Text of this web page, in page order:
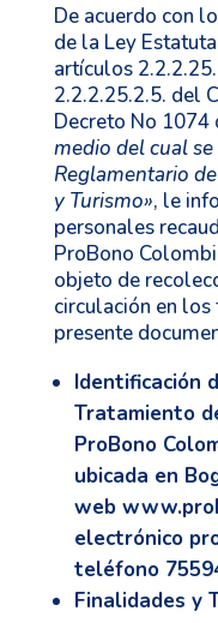
De acuerdo con
de la Ley
artículos
2.2.2.25.2.5. del
Decreto No 1074
medio del cual
Reglamentario
y Turismo», le
personales
ProBono
objeto de
circulación en
presente
Identificación
Tratamiento
ProBono
ubicada en
web
electrónico
teléfono
Finalidades y